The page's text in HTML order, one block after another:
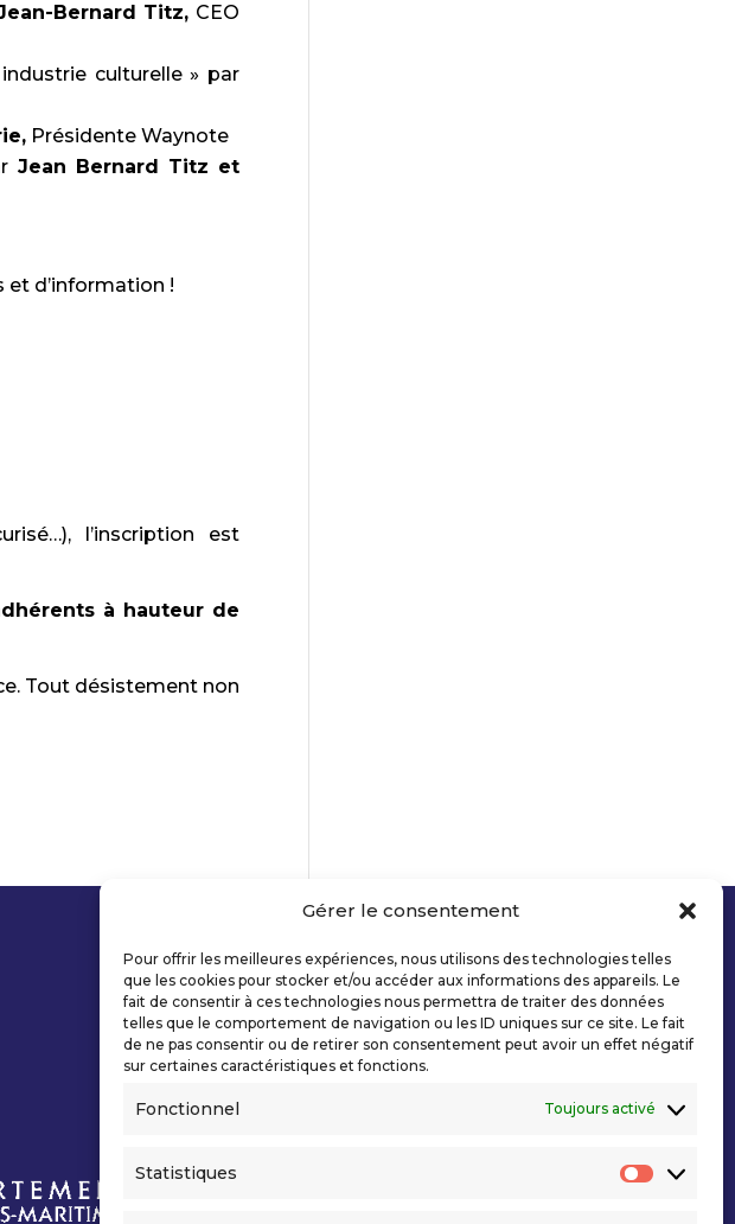
Gérer le consentement
Pour offrir les meilleures expériences, nous utilisons des technologies telles
que les cookies pour stocker et/ou accéder aux informations des appareils. Le
fait de consentir à ces technologies nous permettra de traiter des données
telles que le comportement de navigation ou les ID uniques sur ce site. Le fait
de ne pas consentir ou de retirer son consentement peut avoir un effet négatif
sur certaines caractéristiques et fonctions.
Fonctionnel Toujours activé
Statistiques
Bernard Titz, CEO
culturelle » par
Présidente Waynote
Jean Bernard Titz et
et d’information !
l’inscription est
à hauteur de
Tout désistement non